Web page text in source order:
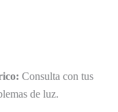
Consulta con tus
de luz.